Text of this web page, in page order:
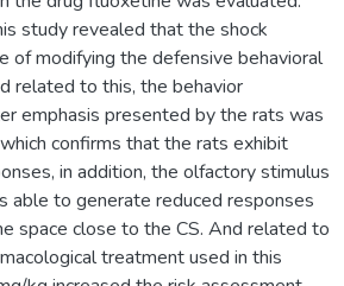
study revealed that the shock
of modifying the defensive behavioral
related to this, the behavior
emphasis presented by the rats was
confirms that the rats exhibit
in addition, the olfactory stimulus
able to generate reduced responses
space close to the CS. And related to
treatment used in this